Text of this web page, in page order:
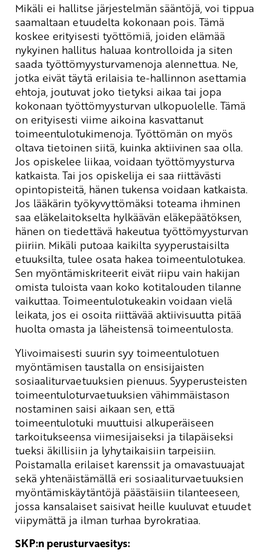
Mikäli ei hallitse järjestelmän sääntöjä, voi tippua
saamaltaan etuudelta kokonaan pois. Tämä
koskee erityisesti työttömiä, joiden elämää
nykyinen hallitus haluaa kontrolloida ja siten
saada työttömyysturvamenoja alennettua. Ne,
jotka eivät täytä erilaisia te-hallinnon asettamia
ehtoja, joutuvat joko tietyksi aikaa tai jopa
kokonaan työttömyysturvan ulkopuolelle. Tämä
on erityisesti viime aikoina kasvattanut
toimeentulotukimenoja. Työttömän on myös
oltava tietoinen siitä, kuinka aktiivinen saa olla.
Jos opiskelee liikaa, voidaan työttömyysturva
katkaista. Tai jos opiskelija ei saa riittävästi
opintopisteitä, hänen tukensa voidaan katkaista.
Jos lääkärin työkyvyttömäksi toteama ihminen
saa eläkelaitokselta hylkäävän eläkepäätöksen,
hänen on tiedettävä hakeutua työttömyysturvan
piiriin. Mikäli putoaa kaikilta syyperustaisilta
etuuksilta, tulee osata hakea toimeentulotukea.
Sen myöntämiskriteerit eivät riipu vain hakijan
omista tuloista vaan koko kotitalouden tilanne
vaikuttaa. Toimeentulotukeakin voidaan vielä
leikata, jos ei osoita riittävää aktiivisuutta pitää
huolta omasta ja läheistensä toimeentulosta.
Ylivoimaisesti suurin syy toimeentulotuen
myöntämisen taustalla on ensisijaisten
sosiaaliturvaetuuksien pienuus. Syyperusteisten
toimeentuloturvaetuuksien vähimmäistason
nostaminen saisi aikaan sen, että
toimeentulotuki muuttuisi alkuperäiseen
tarkoitukseensa viimesijaiseksi ja tilapäiseksi
tueksi äkillisiin ja lyhytaikaisiin tarpeisiin.
Poistamalla erilaiset karenssit ja omavastuuajat
sekä yhtenäistämällä eri sosiaaliturvaetuuksien
myöntämiskäytäntöjä päästäisiin tilanteeseen,
jossa kansalaiset saisivat heille kuuluvat etuudet
viipymättä ja ilman turhaa byrokratiaa.
SKP:n perusturvaesitys: